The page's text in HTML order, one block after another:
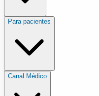
Para pacientes
Canal Médico